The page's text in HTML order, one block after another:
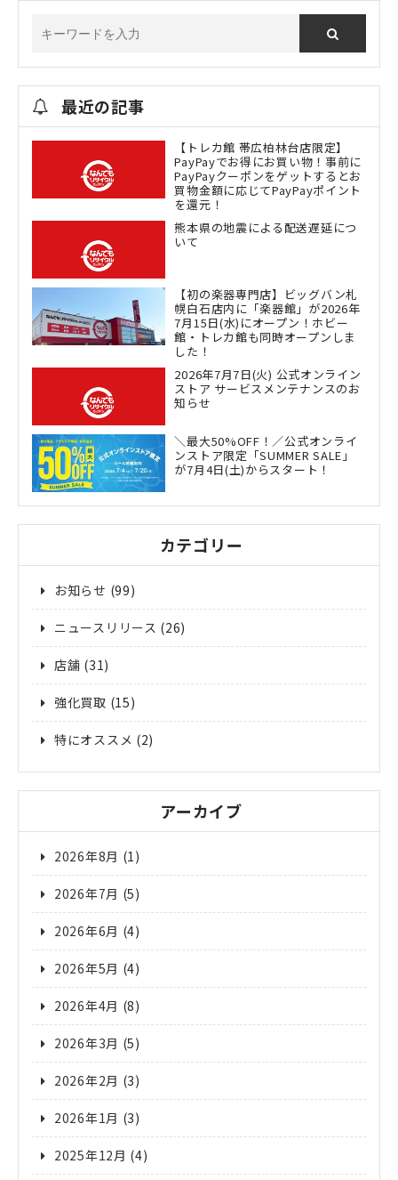
最近の記事
【トレカ館 帯広柏林台店限定】
PayPayでお得にお買い物！事前に
PayPayクーポンをゲットするとお
買物金額に応じてPayPayポイント
を還元！
熊本県の地震による配送遅延につ
いて
【初の楽器専門店】ビッグバン札
幌白石店内に「楽器館」が2026年
7月15日(水)にオープン！ホビー
館・トレカ館も同時オープンしま
した！
2026年7月7日(火) 公式オンライン
ストア サービスメンテナンスのお
知らせ
＼最大50%OFF！／公式オンライ
ンストア限定「SUMMER SALE」
が7月4日(土)からスタート！
カテゴリー
お知らせ (99)
ニュースリリース (26)
店舗 (31)
強化買取 (15)
特にオススメ (2)
アーカイブ
2026年8月 (1)
2026年7月 (5)
2026年6月 (4)
2026年5月 (4)
2026年4月 (8)
2026年3月 (5)
2026年2月 (3)
2026年1月 (3)
2025年12月 (4)